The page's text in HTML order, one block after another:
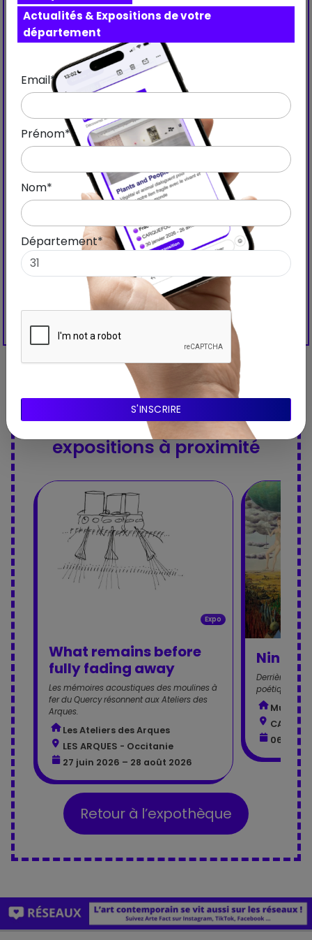
Copier le lien Partager
Découvrez aussi ces
expositions à proximité
Expo
What remains before
fully fading away
Les mémoires acoustiques des moulines à
fer du Quercy résonnent aux Ateliers des
Arques.
Les Ateliers des Arques
LES ARQUES - Occitanie
27 juin 2026 – 28 août 2026
Nino
Derrière
poétique
Musée
06 mai
Retour à l’expothèque
Actualités & Expositions de votre
département
Email*
Prénom*
Nom*
Département*